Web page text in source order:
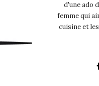
d'une ado
femme qui
cuisine et